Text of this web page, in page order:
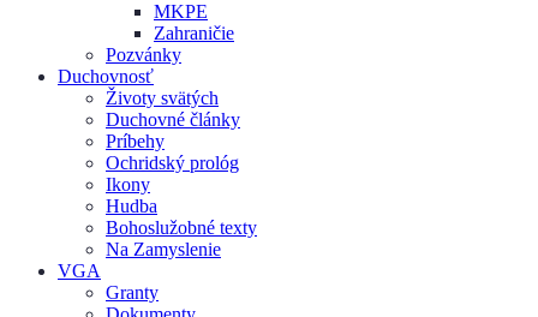
MKPE
Zahraničie
Pozvánky
Duchovnosť
Životy svätých
Duchovné články
Príbehy
Ochridský prológ
Ikony
Hudba
Bohoslužobné texty
Na Zamyslenie
VGA
Granty